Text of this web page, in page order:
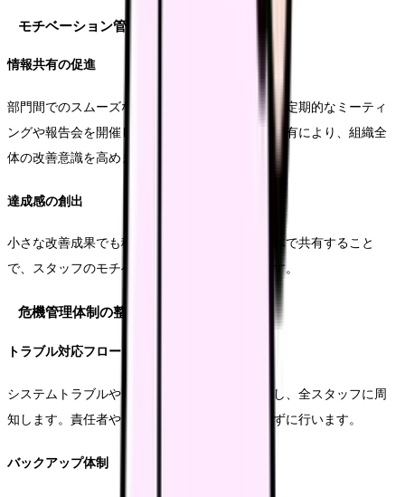
モチベーション管理とチーム作り
情報共有の促進
部門間でのスムーズな情報共有を実現するため、定期的なミーティ
ングや報告会を開催します。課題や成功事例の共有により、組織全
体の改善意識を高めます。
達成感の創出
小さな改善成果でも積極的に評価し、チーム全体で共有すること
で、スタッフのモチベーション維持につなげます。
危機管理体制の整備
トラブル対応フロー
システムトラブルや緊急時の対応手順を明確化し、全スタッフに周
知します。責任者や連絡先リストの整備も忘れずに行います。
バックアップ体制